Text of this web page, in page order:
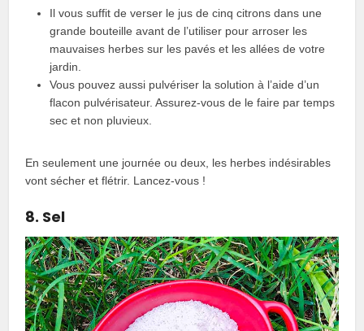
Il vous suffit de verser le jus de cinq citrons dans une
grande bouteille avant de l’utiliser pour arroser les
mauvaises herbes sur les pavés et les allées de votre
jardin.
Vous pouvez aussi pulvériser la solution à l’aide d’un
flacon pulvérisateur. Assurez-vous de le faire par temps
sec et non pluvieux.
En seulement une journée ou deux, les herbes indésirables
vont sécher et flétrir. Lancez-vous !
8. Sel